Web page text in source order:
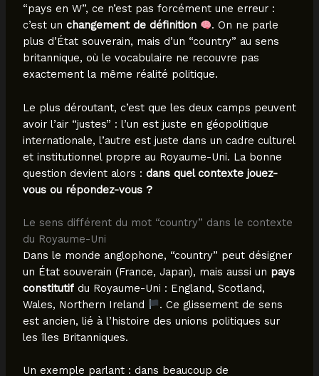
“pays en W”, ce n’est pas forcément une erreur :
c’est un changement de définition
. On ne parle
plus d’État souverain, mais d’un “country” au sens
britannique, où le vocabulaire ne recouvre pas
exactement la même réalité politique.
Le plus déroutant, c’est que les deux camps peuvent
avoir l’air “justes” : l’un est juste en géopolitique
internationale, l’autre est juste dans un cadre culturel
et institutionnel propre au Royaume-Uni. La bonne
question devient alors : dans quel contexte jouez-
vous ou répondez-vous ?
Le sens différent du mot “country” dans le contexte
du Royaume-Uni
Dans le monde anglophone, “country” peut désigner
un État souverain (France, Japan), mais aussi un pays
constitutifdu Royaume-Uni : England, Scotland,
Wales, Northern Ireland
. Ce glissement de sens
est ancien, lié à l’histoire des unions politiques sur
les îles Britanniques.
Un exemple parlant : dans beaucoup de